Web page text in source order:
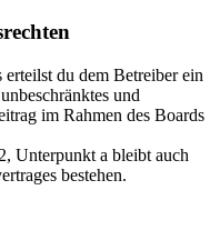
du dem Betreiber ein
und
im Rahmen des Boards
Unterpunkt a bleibt auch
bestehen.